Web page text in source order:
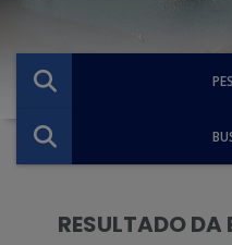
RESULTADO DA